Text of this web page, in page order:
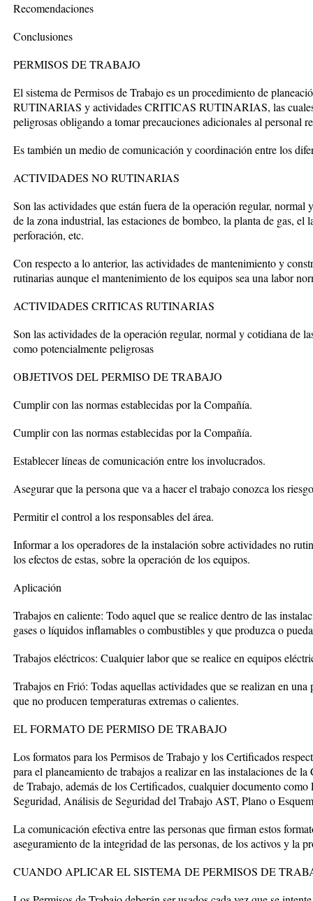
Recomendaciones
Conclusiones
PERMISOS DE TRABAJO
El sistema de Permisos de Trabajo es un procedimiento de
RUTINARIAS y actividades CRITICAS RUTINARIAS, las
peligrosas obligando a tomar precauciones adicionales al personal
Es también un medio de comunicación y coordinación entre los
ACTIVIDADES NO RUTINARIAS
Son las actividades que están fuera de la operación regular, normal
de la zona industrial, las estaciones de bombeo, la planta de gas, el
perforación, etc.
Con respecto a lo anterior, las actividades de mantenimiento y
rutinarias aunque el mantenimiento de los equipos sea una labor
ACTIVIDADES CRITICAS RUTINARIAS
Son las actividades de la operación regular, normal y cotidiana de
como potencialmente peligrosas
OBJETIVOS DEL PERMISO DE TRABAJO
Cumplir con las normas establecidas por la Compañía.
Cumplir con las normas establecidas por la Compañía.
Establecer líneas de comunicación entre los involucrados.
Asegurar que la persona que va a hacer el trabajo conozca los
Permitir el control a los responsables del área.
Informar a los operadores de la instalación sobre actividades no
los efectos de estas, sobre la operación de los equipos.
Aplicación
Trabajos en caliente: Todo aquel que se realice dentro de las
gases o líquidos inflamables o combustibles y que produzca o
Trabajos eléctricos: Cualquier labor que se realice en equipos
Trabajos en Frió: Todas aquellas actividades que se realizan en
que no producen temperaturas extremas o calientes.
EL FORMATO DE PERMISO DE TRABAJO
Los formatos para los Permisos de Trabajo y los Certificados
para el planeamiento de trabajos a realizar en las instalaciones de
de Trabajo, además de los Certificados, cualquier documento
Seguridad, Análisis de Seguridad del Trabajo AST, Plano o
La comunicación efectiva entre las personas que firman estos
aseguramiento de la integridad de las personas, de los activos y la
CUANDO APLICAR EL SISTEMA DE PERMISOS DE